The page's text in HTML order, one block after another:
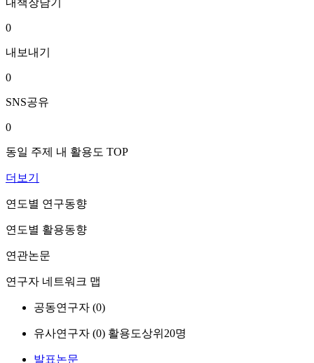
내책장담기
0
내보내기
0
SNS공유
0
동일 주제 내 활용도 TOP
더보기
연도별 연구동향
연도별 활용동향
연관논문
연구자 네트워크 맵
공동연구자 (0)
유사연구자 (0) 활용도상위20명
발표논문